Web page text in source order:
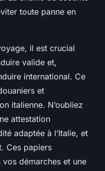
toute panne en
il est crucial
valide et,
international. Ce
et
italienne. N’oubliez
attestation
adaptée à l’Italie, et
Ces papiers
démarches et une